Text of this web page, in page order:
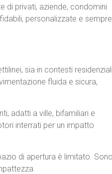
di privati, aziende, condomini
personalizzate e sempre
sia in contesti
fluida e sicura,
adatti a ville, bifamiliari e
interrati per un impatto
di apertura è limitato.